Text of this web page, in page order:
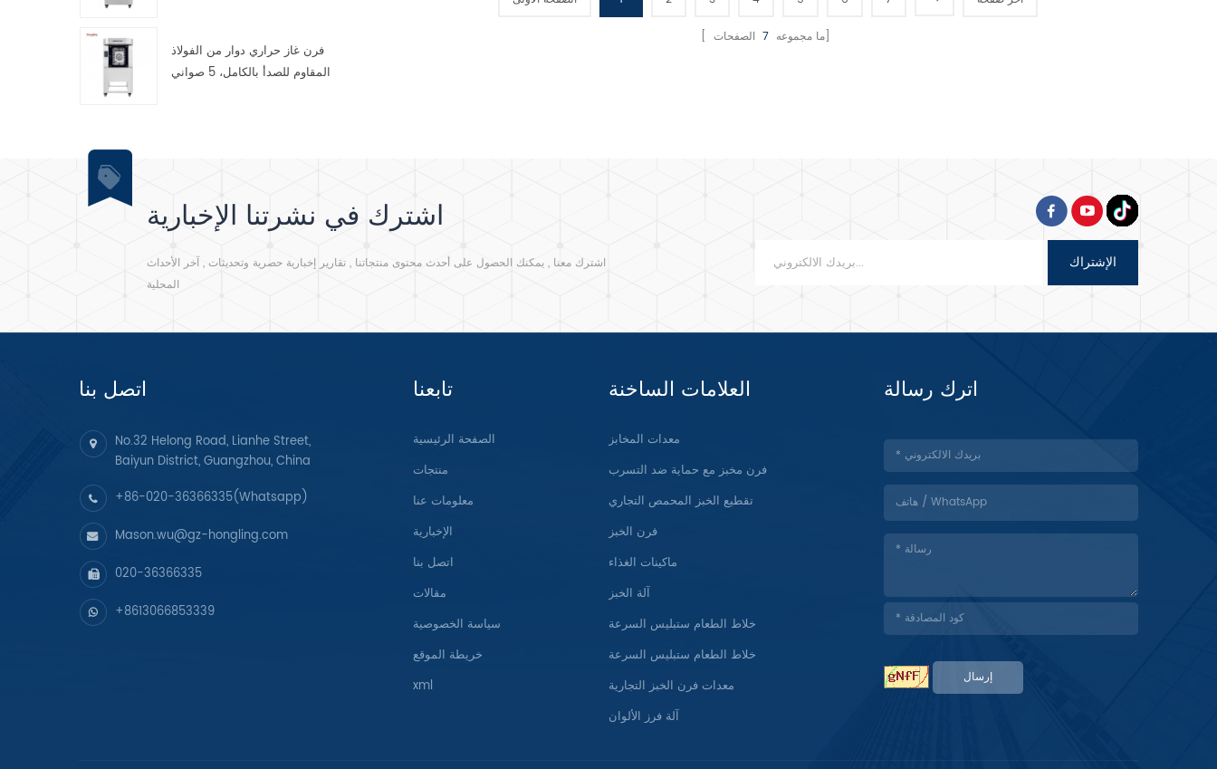
فرن غاز حراري دوار من الفولاذ
المقاوم للصدأ بالكامل، 5 صواني
[ ما مجموعه 7
اشترك في نشرتنا الإخبارية
اشترك معنا , يمكنك الحصول على أحدث محتوى منتجاتنا , تقارير إخبارية حصرية وتحديثات , آخر الأحداث
المحلية
الإشتراك
اتصل بنا
No.32 Helong Road, Lianhe Street,
Baiyun District, Guangzhou, China
+86-020-36366335(Whatsapp)
Mason.wu@gz-hongling.com
020-36366335
+8613066853339
تابعنا
الصفحة الرئيسية
منتجات
معلومات عنا
الإخبارية
اتصل بنا
مقالات
سياسة الخصوصية
خريطة الموقع
xml
العلامات الساخنة
معدات المخابز
فرن مخبز مع حماية ضد التسرب
تقطيع الخبز المحمص التجاري
فرن الخبز
ماكينات الغذاء
آلة الخبز
خلاط الطعام ستبليس السرعة
خلاط الطعام ستبليس السرعة
معدات فرن الخبز التجارية
آلة فرز الألوان
اترك رسالة
إرسال